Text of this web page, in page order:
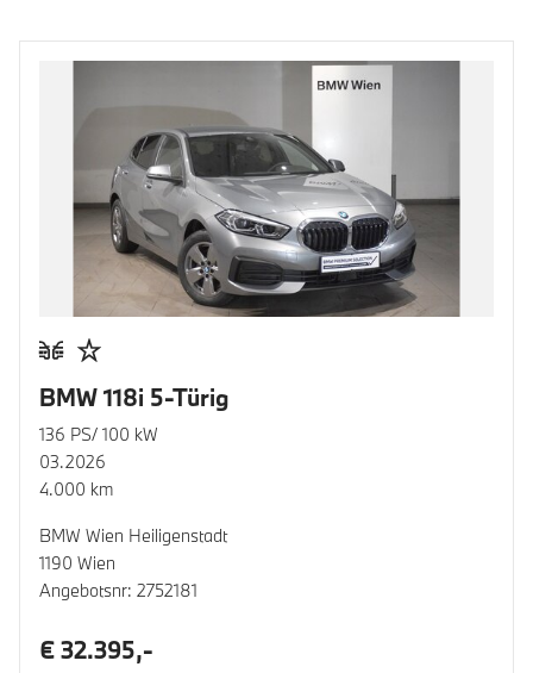
BMW 118i 5-Türig
136 PS/ 100 kW
03.2026
4.000 km
BMW Wien Heiligenstadt
1190 Wien
Angebotsnr: 2752181
€ 32.395,-